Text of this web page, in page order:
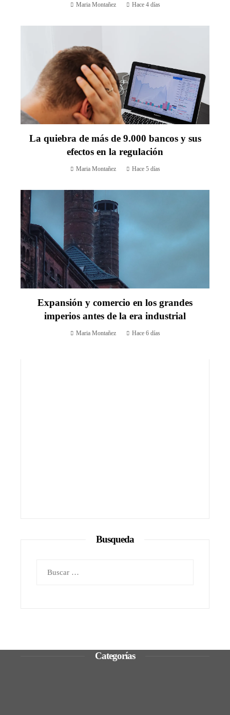
Maria Montañez Hace 4 días
La quiebra de más de 9.000 bancos y sus
efectos en la regulación
Maria Montañez Hace 5 días
Expansión y comercio en los grandes
imperios antes de la era industrial
Maria Montañez Hace 6 días
Busqueda
Categorías